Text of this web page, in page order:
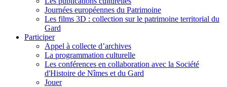
Journées européennes du Patrimoine
Les films 3D : collection sur le patrimoine territorial du
Gard
Participer
Appel à collecte d’archives
La programmation culturelle
Les conférences en collaboration avec la Société
d'Histoire de Nîmes et du Gard
Jouer